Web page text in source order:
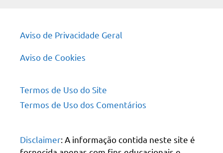
Aviso de Privacidade Geral
Aviso de Cookies
Termos de Uso do Site
Termos de Uso dos Comentários
Disclaimer: A informação contida neste site é